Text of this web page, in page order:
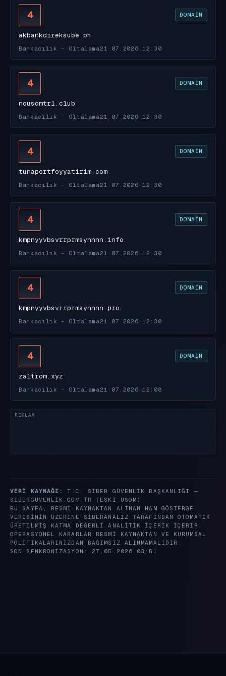
4 DOMAIN
akbankdireksube.ph
Bankacılık - Oltalama21.07.2026 12:30
4 DOMAIN
nousomtr1.club
Bankacılık - Oltalama21.07.2026 12:30
4 DOMAIN
tunaportfoyyatirim.com
Bankacılık - Oltalama21.07.2026 12:30
4 DOMAIN
kmpnyyvbsvrrprmsynnnn.info
Bankacılık - Oltalama21.07.2026 12:30
4 DOMAIN
kmpnyyvbsvrrprmsynnnn.pro
Bankacılık - Oltalama21.07.2026 12:30
4 DOMAIN
zaltrom.xyz
Bankacılık - Oltalama21.07.2026 12:08
VERI KAYNAĞI:
T.C. SIBER GÜVENLIK BAŞKANLIĞI —
SIBERGUVENLIK.GOV.TR
(ESKI USOM)
BU SAYFA, RESMI KAYNAKTAN ALINAN HAM GÖSTERGE
VERISININ ÜZERINE SIBERANALIZ TARAFINDAN OTOMATIK
ÜRETILMIŞ KATMA DEĞERLI ANALITIK IÇERIK IÇERIR.
OPERASYONEL KARARLAR RESMI KAYNAKTAN VE KURUMSAL
POLITIKALARINIZDAN BAĞIMSIZ ALINMAMALIDIR.
SON SENKRONIZASYON: 27.05.2026 03:51